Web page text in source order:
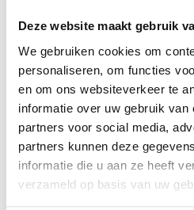
Deze website maakt gebruik
We gebruiken cookies om
personaliseren, om functies
en om ons websiteverkeer te
informatie over uw gebruik van
partners voor social media,
partners kunnen deze
informatie die u aan ze heeft
verzameld op basis van uw
Het is naar mijns inziens
bijdrage te leveren aan de
het creëren van een
mensen wordt maatwerk
de behoeften in kaart
van aanpak voor maken
arbeidsmarkt en/of privé in
super waardevol voor mij